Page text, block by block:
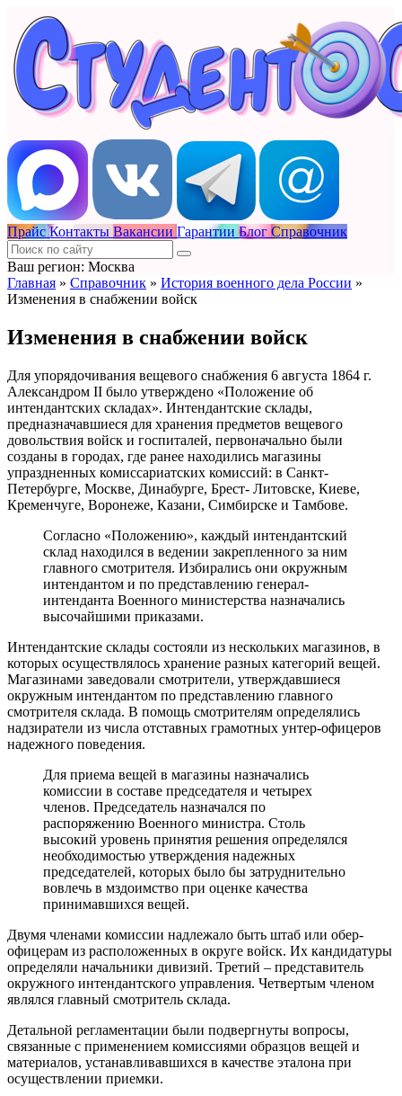
Прайс Контакты Вакансии Гарантии Блог Справочник
Ваш регион: Москва
Главная » Справочник » История военного дела России »
Изменения в снабжении войск
Изменения в снабжении войск
Для упорядочивания вещевого снабжения 6 августа 1864 г.
Александром II было утверждено «Положение об
интендантских складах». Интендантские склады,
предназначавшиеся для хранения предметов вещевого
довольствия войск и госпиталей, первоначально были
созданы в городах, где ранее находились магазины
упраздненных комиссариатских комиссий: в Санкт-
Петербурге, Москве, Динабурге, Брест- Литовске, Киеве,
Кременчуге, Воронеже, Казани, Симбирске и Тамбове.
Согласно «Положению», каждый интендантский
склад находился в ведении закрепленного за ним
главного смотрителя. Избирались они окружным
интендантом и по представлению генерал-
интенданта Военного министерства назначались
высочайшими приказами.
Интендантские склады состояли из нескольких магазинов, в
которых осуществлялось хранение разных категорий вещей.
Магазинами заведовали смотрители, утверждавшиеся
окружным интендантом по представлению главного
смотрителя склада. В помощь смотрителям определялись
надзиратели из числа отставных грамотных унтер-офицеров
надежного поведения.
Для приема вещей в магазины назначались
комиссии в составе председателя и четырех
членов. Председатель назначался по
распоряжению Военного министра. Столь
высокий уровень принятия решения определялся
необходимостью утверждения надежных
председателей, которых было бы затруднительно
вовлечь в мздоимство при оценке качества
принимавшихся вещей.
Двумя членами комиссии надлежало быть штаб или обер-
офицерам из расположенных в округе войск. Их кандидатуры
определяли начальники дивизий. Третий – представитель
окружного интендантского управления. Четвертым членом
являлся главный смотритель склада.
Детальной регламентации были подвергнуты вопросы,
связанные с применением комиссиями образцов вещей и
материалов, устанавливавшихся в качестве эталона при
осуществлении приемки.